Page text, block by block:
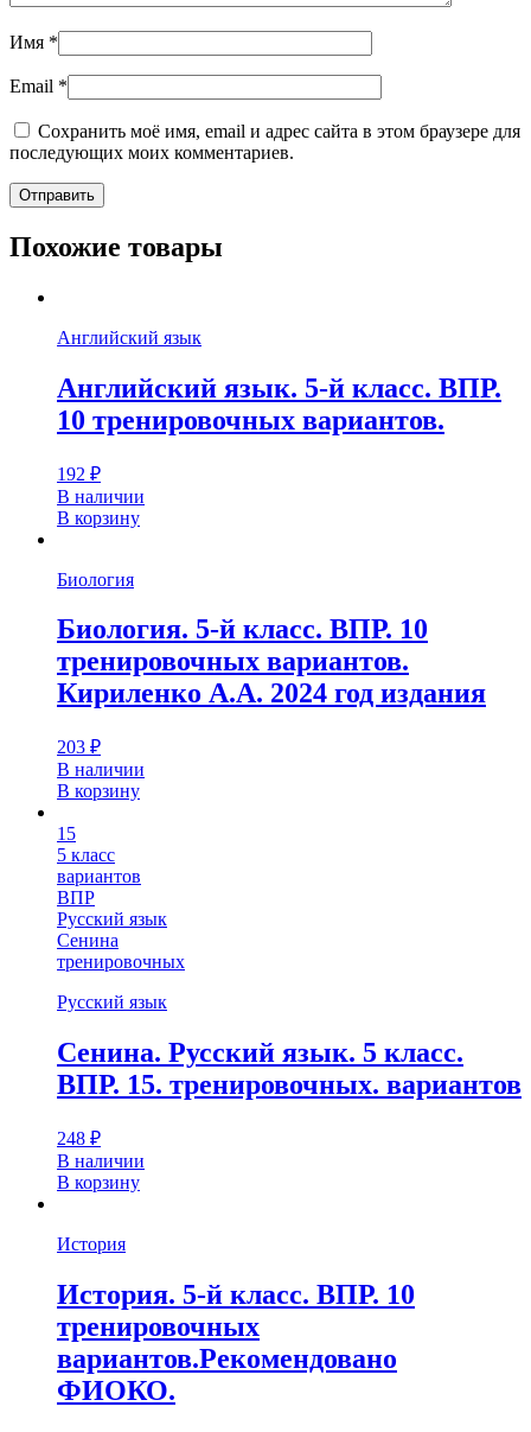
Имя *
Email *
Сохранить моё имя, email и адрес сайта в этом браузере для
последующих моих комментариев.
Похожие товары
Английский язык
Английский язык. 5-й класс. ВПР.
10 тренировочных вариантов.
192 ₽
В наличии
В корзину
Биология
Биология. 5-й класс. ВПР. 10
тренировочных вариантов.
Кириленко А.А. 2024 год издания
203 ₽
В наличии
В корзину
15
5 класс
вариантов
ВПР
Русский язык
Сенина
тренировочных
Русский язык
Сенина. Русский язык. 5 класс.
ВПР. 15. тренировочных. вариантов
248 ₽
В наличии
В корзину
История
История. 5-й класс. ВПР. 10
тренировочных
вариантов.Рекомендовано
ФИОКО.